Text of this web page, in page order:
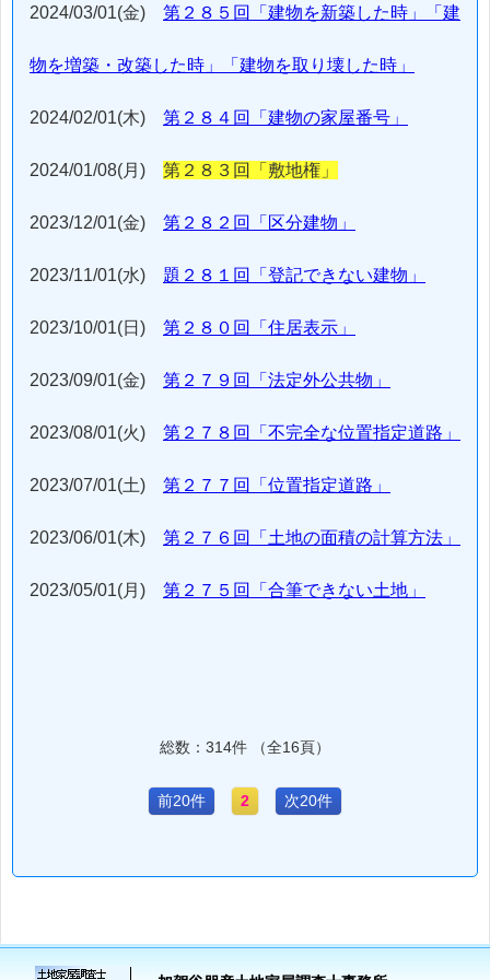
2024/03/01(金) 第２８５回「建物を新築した時」「建
物を増築・改築した時」「建物を取り壊した時」
2024/02/01(木) 第２８４回「建物の家屋番号」
2024/01/08(月) 第２８３回「敷地権」
2023/12/01(金) 第２８２回「区分建物」
2023/11/01(水) 題２８１回「登記できない建物」
2023/10/01(日) 第２８０回「住居表示」
2023/09/01(金) 第２７９回「法定外公共物」
2023/08/01(火) 第２７８回「不完全な位置指定道路」
2023/07/01(土) 第２７７回「位置指定道路」
2023/06/01(木) 第２７６回「土地の面積の計算方法」
2023/05/01(月) 第２７５回「合筆できない土地」
総数：314件 （全16頁）
前20件 2 次20件